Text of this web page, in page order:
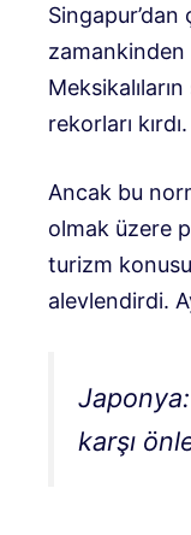
rekorları kırdı.
Ancak bu
olmak üzere
turizm
alevlendirdi.
karşı